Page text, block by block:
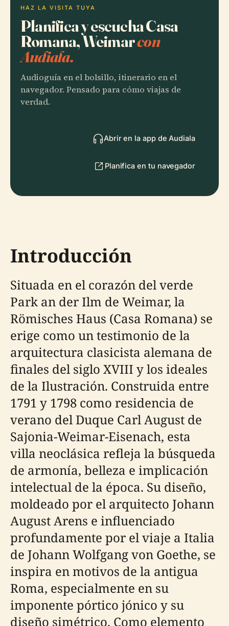
HAZ LA VISITA TUYA
Planifica y escucha Casa
Romana, Weimarcon
Audiala.
Audioguía en el bolsillo, itinerario en el
navegador. Pensado para cómo viajas de
verdad.
Abrir en la app de Audiala
Planifica en tu navegador
Introducción
Situada en el corazón del verde
Park an der Ilm de Weimar, la
Römisches Haus (Casa Romana) se
erige como un testimonio de la
arquitectura clasicista alemana de
finales del siglo XVIII y los ideales
de la Ilustración. Construida entre
1791 y 1798 como residencia de
verano del Duque Carl August de
Sajonia-Weimar-Eisenach, esta
villa neoclásica refleja la búsqueda
de armonía, belleza e implicación
intelectual de la época. Su diseño,
moldeado por el arquitecto Johann
August Arens e influenciado
profundamente por el viaje a Italia
de Johann Wolfgang von Goethe, se
inspira en motivos de la antigua
Roma, especialmente en su
imponente pórtico jónico y su
diseño simétrico. Como elemento